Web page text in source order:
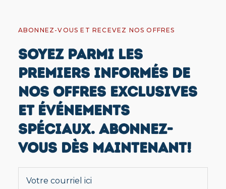
ABONNEZ-VOUS ET RECEVEZ NOS OFFRES
SOYEZ PARMI LES
PREMIERS INFORMÉS DE
NOS OFFRES EXCLUSIVES
ET ÉVÉNEMENTS
SPÉCIAUX. ABONNEZ-
VOUS DÈS MAINTENANT!